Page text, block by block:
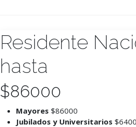
Residente
hasta
$86000
Mayores $86000
Jubilados y Universitarios